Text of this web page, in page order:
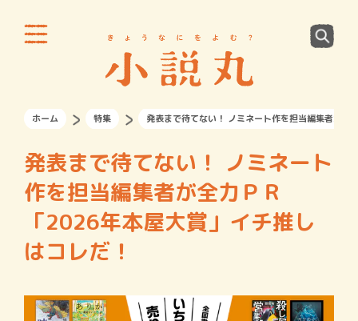
ホーム 特集 発表まで待てない！ ノミネート作を担当編集者が
発表まで待てない！ ノミネート
作を担当編集者が全力ＰＲ
「2026年本屋大賞」イチ推し
はコレだ！